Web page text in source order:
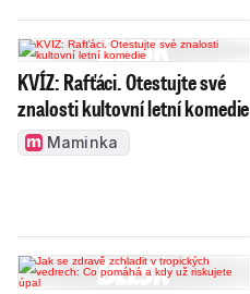
KVÍZ: Rafťáci. Otestujte své
znalosti kultovní letní komedie
Maminka